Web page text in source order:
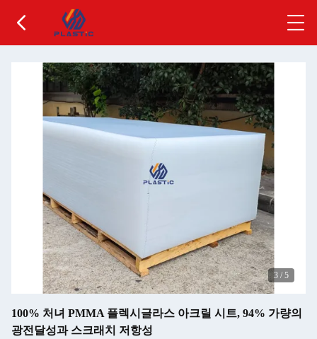
3 / 5
100% 처녀 PMMA 플렉시글라스 아크릴 시트, 94% 가량의
광전달성과 스크래치 저항성